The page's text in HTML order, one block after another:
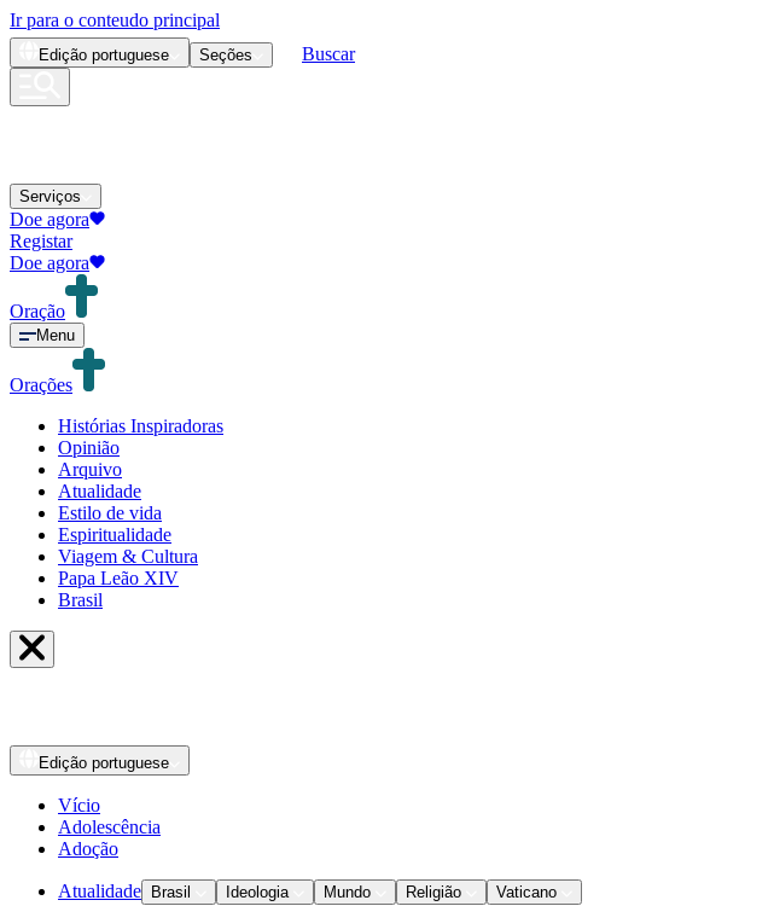
Ir para o conteudo principal
Edição portuguese Seções Buscar
Serviços
Doe agora
Registar
Doe agora
Oração
Menu
Orações
Histórias Inspiradoras
Opinião
Arquivo
Atualidade
Estilo de vida
Espiritualidade
Viagem & Cultura
Papa Leão XIV
Brasil
Edição portuguese
Vício
Adolescência
Adoção
Atualidade Brasil Ideologia Mundo Religião Vaticano